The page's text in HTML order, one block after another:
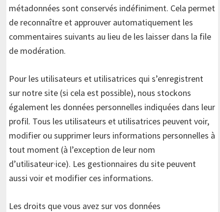
métadonnées sont conservés indéfiniment. Cela permet
de reconnaître et approuver automatiquement les
commentaires suivants au lieu de les laisser dans la file
de modération.
Pour les utilisateurs et utilisatrices qui s’enregistrent
sur notre site (si cela est possible), nous stockons
également les données personnelles indiquées dans leur
profil. Tous les utilisateurs et utilisatrices peuvent voir,
modifier ou supprimer leurs informations personnelles à
tout moment (à l’exception de leur nom
d’utilisateur·ice). Les gestionnaires du site peuvent
aussi voir et modifier ces informations.
Les droits que vous avez sur vos données